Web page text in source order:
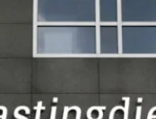
Fusies en
dichter bij de